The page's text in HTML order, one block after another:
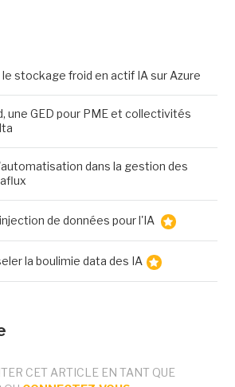
stockage froid en actif IA sur Azure
une GED pour PME et collectivités
dans la gestion des
de données pour l'IA
la boulimie data des IA
CET ARTICLE EN TANT QUE